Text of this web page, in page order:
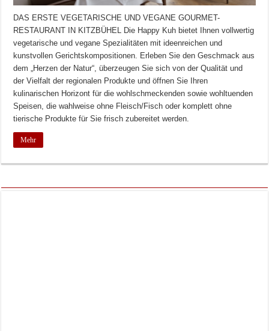
DAS ERSTE VEGETARISCHE UND VEGANE GOURMET-
RESTAURANT IN KITZBÜHEL Die Happy Kuh bietet Ihnen vollwertig
vegetarische und vegane Spezialitäten mit ideenreichen und
kunstvollen Gerichtskompositionen. Erleben Sie den Geschmack aus
dem „Herzen der Natur“, überzeugen Sie sich von der Qualität und
der Vielfalt der regionalen Produkte und öffnen Sie Ihren
kulinarischen Horizont für die wohlschmeckenden sowie wohltuenden
Speisen, die wahlweise ohne Fleisch/Fisch oder komplett ohne
tierische Produkte für Sie frisch zubereitet werden.
Mehr